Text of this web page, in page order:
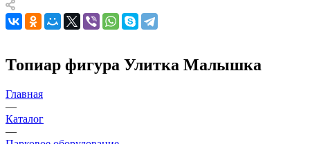
Топиар фигура Улитка Малышка
Главная
—
Каталог
—